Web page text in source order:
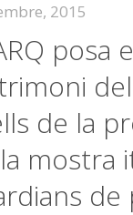
2015
posa
de la
mostra
de